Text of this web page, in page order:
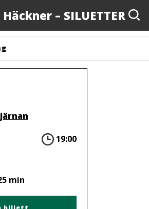
– SILUETTER
Tid
19:00
min